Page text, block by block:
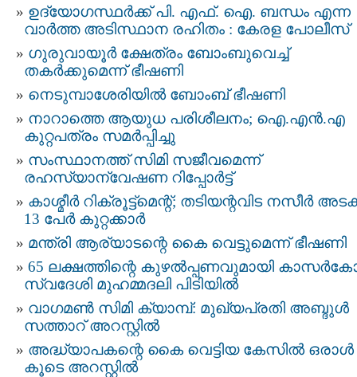
ഉദ്യോഗസ്ഥര്‍ക്ക് പി. എഫ്. ഐ. ബന്ധം എന്ന
വാർത്ത അടിസ്ഥാന രഹിതം : കേരള പോലീസ്
ഗുരുവായൂര്‍ ക്ഷേത്രം ബോംബുവെച്ച്
തകര്‍ക്കുമെന്ന് ഭീഷണി
നെടുമ്പാശേരിയിൽ ബോംബ് ഭീഷണി
നാറാത്തെ ആയുധ പരിശീലനം; ഐ.എന്‍.എ
കുറ്റപത്രം സമര്‍പ്പിച്ചു
സംസ്ഥാനത്ത് സിമി സജീവമെന്ന്
രഹസ്യാന്വേഷണ റിപ്പോര്‍ട്ട്
കാശ്മീര്‍ റിക്രൂട്ട്മെന്റ്; തടിയന്റവിട നസീര്‍
13 പേര്‍ കുറ്റക്കാര്‍
മന്ത്രി ആര്യാടന്റെ കൈ വെട്ടുമെന്ന് ഭീഷണി
65 ലക്ഷത്തിന്റെ കുഴല്‍പ്പണവുമായി
സ്വദേശി മുഹമ്മദലി പിടിയില്‍
വാഗമണ്‍ സിമി ക്യാമ്പ്: മുഖ്യപ്രതി അബ്ദുള്‍
സത്താറ് അറസ്റ്റില്‍
അദ്ധ്യാപകന്റെ കൈ വെട്ടിയ കേസില്‍ ഒരാള്‍
കൂടെ അറസ്റ്റില്‍